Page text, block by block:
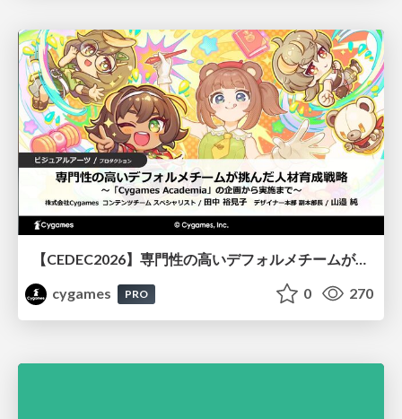
【CEDEC2026】専門性の高いデフォルメチームが挑んだ人材育成戦略 〜Cygames Academiaの企画から実施まで〜
cygames
PRO 0 270